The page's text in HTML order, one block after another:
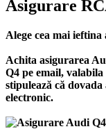
Asigurare
Alege cea mai
Achita asigurarea
Q4 pe email,
stipulează că
electronic.